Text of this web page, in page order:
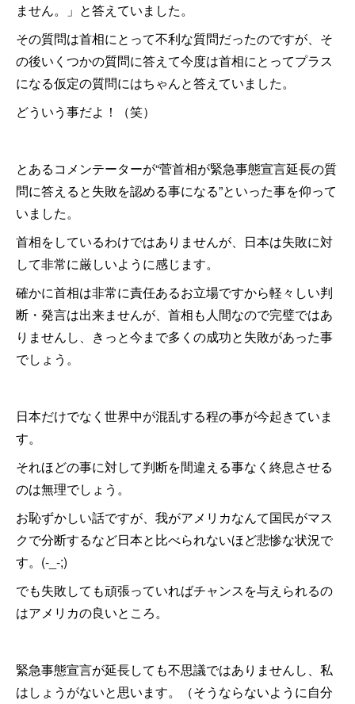
ません。」と答えていました。
その質問は首相にとって不利な質問だったのですが、そ
の後いくつかの質問に答えて今度は首相にとってプラス
になる仮定の質問にはちゃんと答えていました。
どういう事だよ！（笑）
とあるコメンテーターが“菅首相が緊急事態宣言延長の質
問に答えると失敗を認める事になる”といった事を仰って
いました。
首相をしているわけではありませんが、日本は失敗に対
して非常に厳しいように感じます。
確かに首相は非常に責任あるお立場ですから軽々しい判
断・発言は出来ませんが、首相も人間なので完璧ではあ
りませんし、きっと今まで多くの成功と失敗があった事
でしょう。
日本だけでなく世界中が混乱する程の事が今起きていま
す。
それほどの事に対して判断を間違える事なく終息させる
のは無理でしょう。
お恥ずかしい話ですが、我がアメリカなんて国民がマス
クで分断するなど日本と比べられないほど悲惨な状況で
す。(-_-;)
でも失敗しても頑張っていればチャンスを与えられるの
はアメリカの良いところ。
緊急事態宣言が延長しても不思議ではありませんし、私
はしょうがないと思います。（そうならないように自分